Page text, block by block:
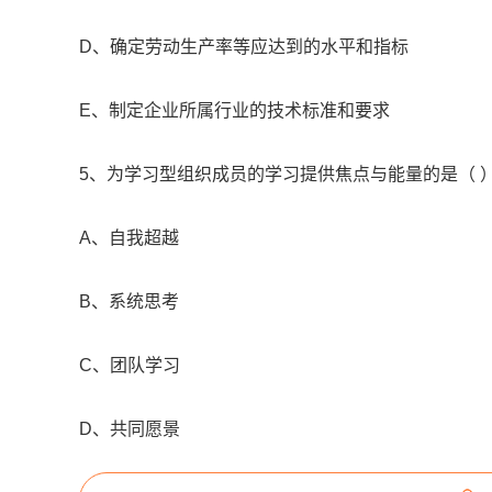
D、确定劳动生产率等应达到的水平和指标
E、制定企业所属行业的技术标准和要求
5、为学习型组织成员的学习提供焦点与能量的是（
A、自我超越
B、系统思考
C、团队学习
D、共同愿景